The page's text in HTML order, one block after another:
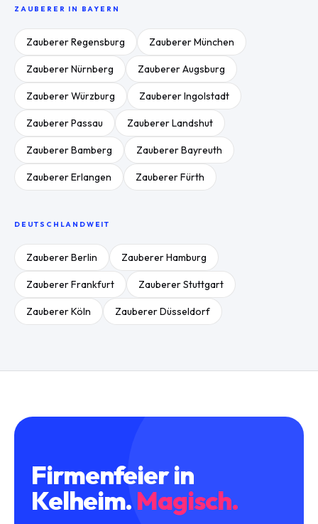
ZAUBERER IN BAYERN
ZaubererRegensburg ZaubererMünchen
ZaubererNürnberg ZaubererAugsburg
ZaubererWürzburg ZaubererIngolstadt
ZaubererPassau ZaubererLandshut
ZaubererBamberg ZaubererBayreuth
ZaubererErlangen ZaubererFürth
DEUTSCHLANDWEIT
ZaubererBerlin ZaubererHamburg
ZaubererFrankfurt ZaubererStuttgart
ZaubererKöln ZaubererDüsseldorf
Firmenfeierin
Kelheim. Magisch.